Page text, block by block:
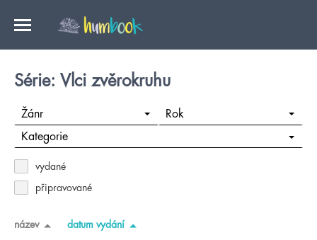
Série: Vlci zvěrokruhu
Žánr Rok
Kategorie
vydané
připravované
název datum vydání